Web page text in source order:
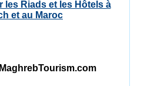
les Riads et les Hôtels à
et au Maroc